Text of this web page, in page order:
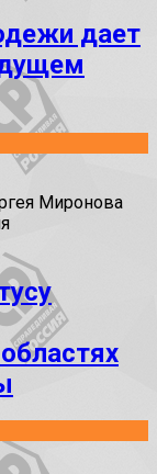
дает
Миронова